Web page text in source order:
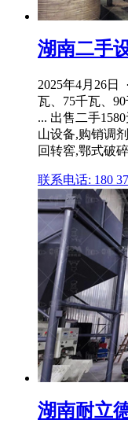
湖南二手
2025年4月26日
瓦、75千瓦、
... 出售二手
山设备,购销调
回转窖,鄂式破
联系电话: 180
湖南耐立